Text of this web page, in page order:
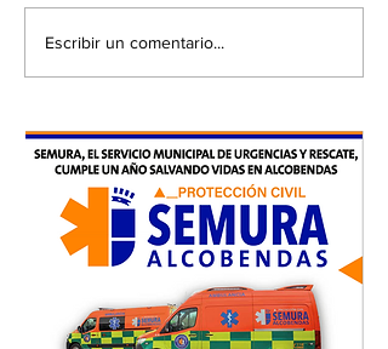
Escribir un comentario...